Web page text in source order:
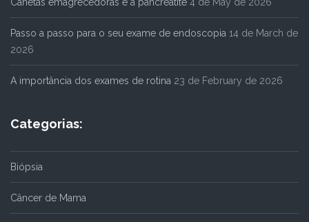
Passo a passo para o seu exame de endoscopia 14 de March de
2026
A importância dos exames de rotina 23 de February de 2026
Categorias:
Biópsia
Câncer de Mama